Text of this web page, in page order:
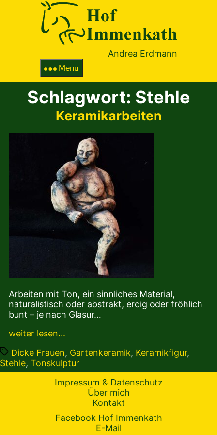
Andrea Erdmann
Menu
Schlagwort: Stehle
Keramikarbeiten
Arbeiten mit Ton, ein sinnliches Material,
naturalistisch oder abstrakt, erdig oder fröhlich
bunt – je nach Glasur…
weiter lesen...
TagsDicke Frauen, Gartenkeramik, Keramikfigur,
Stehle, Tonskulptur
Impressum & Datenschutz
Über mich
Kontakt
Facebook Hof Immenkath
E-Mail